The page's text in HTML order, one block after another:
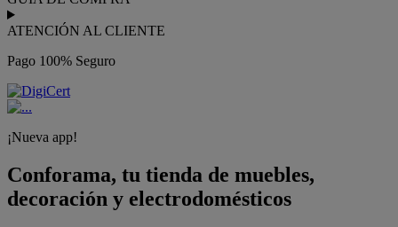
ATENCIÓN AL CLIENTE
Pago 100% Seguro
¡Nueva app!
Conforama, tu tienda de muebles,
decoración y electrodomésticos